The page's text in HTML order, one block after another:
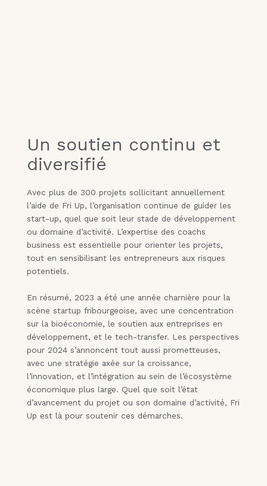
Un soutien continu et
diversifié
Avec plus de 300 projets sollicitant annuellement
l’aide de Fri Up, l’organisation continue de guider les
start-up, quel que soit leur stade de développement
ou domaine d’activité. L’expertise des coachs
business est essentielle pour orienter les projets,
tout en sensibilisant les entrepreneurs aux risques
potentiels.
En résumé, 2023 a été une année charnière pour la
scène startup fribourgeoise, avec une concentration
sur la bioéconomie, le soutien aux entreprises en
développement, et le tech-transfer. Les perspectives
pour 2024 s’annoncent tout aussi prometteuses,
avec une stratégie axée sur la croissance,
l’innovation, et l’intégration au sein de l’écosystème
économique plus large. Quel que soit l’état
d’avancement du projet ou son domaine d’activité, Fri
Up est là pour soutenir ces démarches.